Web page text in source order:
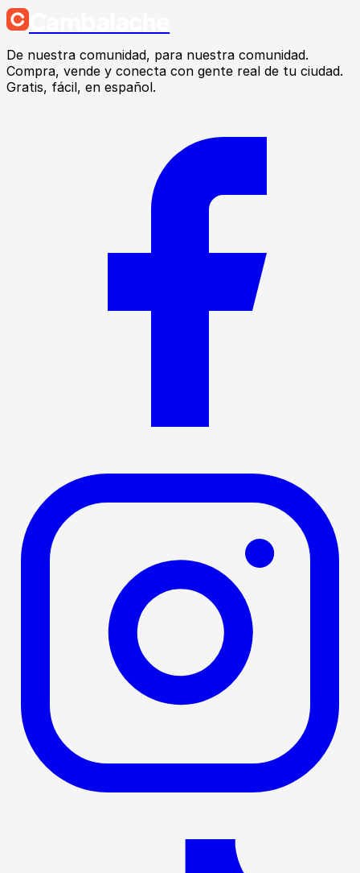
De nuestra comunidad, para nuestra comunidad.
Compra, vende y conecta con gente real de tu ciudad.
Gratis, fácil, en español.